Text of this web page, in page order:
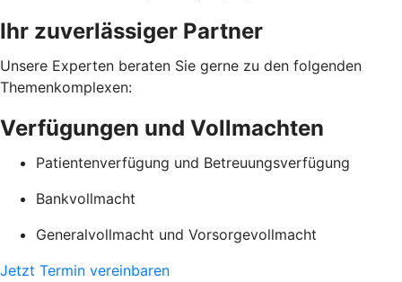
Ihr zuverlässiger Partner
Unsere Experten beraten Sie gerne zu den folgenden
Themenkomplexen:
Verfügungen und Vollmachten
Patientenverfügung und Betreuungsverfügung
Bankvollmacht
Generalvollmacht und Vorsorgevollmacht
Jetzt Termin vereinbaren